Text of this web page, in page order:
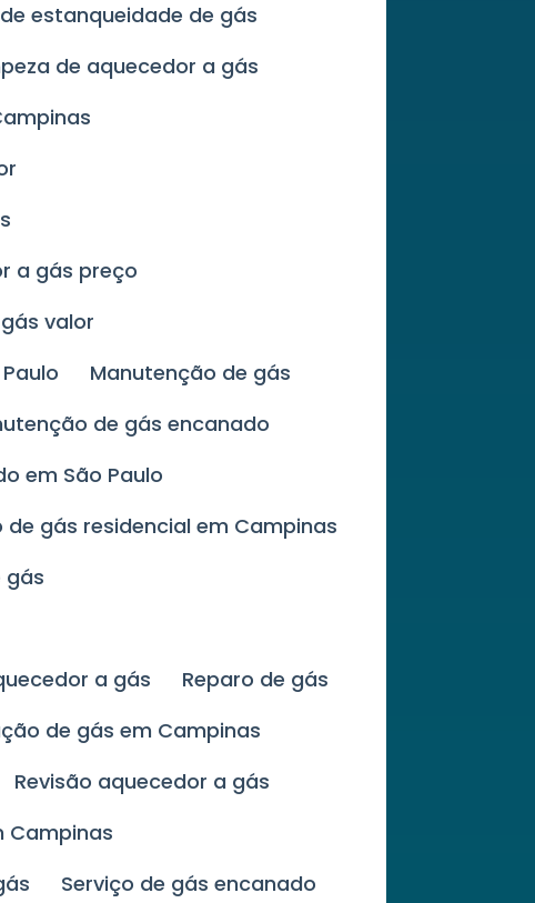
de estanqueidade de gás
de aquecedor a gás
a gás preço
valor
Manutenção de gás
de gás encanado
em São Paulo
de gás residencial em Campinas
gás
a gás
Reparo de gás
de gás em Campinas
Revisão aquecedor a gás
Campinas
Serviço de gás encanado